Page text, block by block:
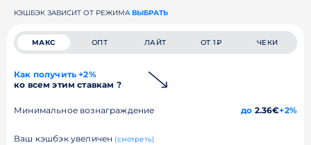
КЭШБЭК ЗАВИСИТ ОТ РЕЖИМА ВЫБРАТЬ
МАКС ОПТ ЛАЙТ ОТ 1₽ ЧЕКИ
Как получить +2%
ко всем этим ставкам ?
Минимальное вознаграждение до 2.36€+2%
Ваш кэшбэк увеличен (смотреть)